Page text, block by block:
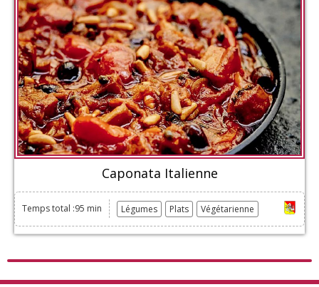
Caponata Italienne
Temps total :95 min Légumes Plats Végétarienne